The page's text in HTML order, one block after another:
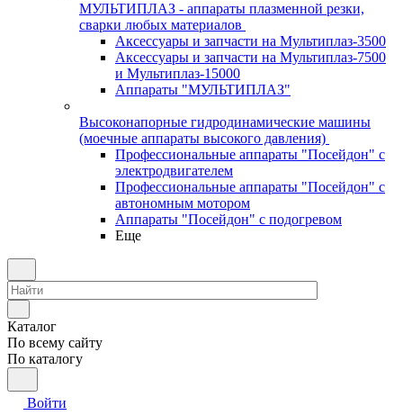
МУЛЬТИПЛАЗ - аппараты плазменной резки,
сварки любых материалов
Аксессуары и запчасти на Мультиплаз-3500
Аксессуары и запчасти на Мультиплаз-7500
и Мультиплаз-15000
Аппараты "МУЛЬТИПЛАЗ"
Высоконапорные гидродинамические машины
(моечные аппараты высокого давления)
Профессиональные аппараты "Посейдон" с
электродвигателем
Профессиональные аппараты "Посейдон" с
автономным мотором
Аппараты "Посейдон" с подогревом
Еще
Каталог
По всему сайту
По каталогу
Войти